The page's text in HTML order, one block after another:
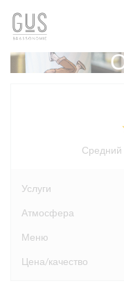
Панель управления
Средний
Услуги
Атмосфера
Меню
Цена/качество